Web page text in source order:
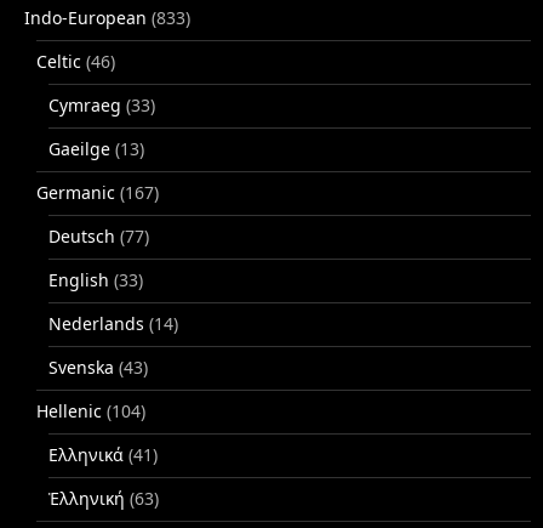
Indo-European (833)
Celtic (46)
Cymraeg (33)
Gaeilge (13)
Germanic (167)
Deutsch (77)
English (33)
Nederlands (14)
Svenska (43)
Hellenic (104)
Ελληνικά (41)
Ἑλληνική (63)